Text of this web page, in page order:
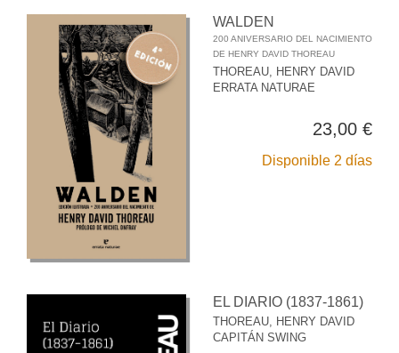
WALDEN
200 ANIVERSARIO DEL NACIMIENTO
DE HENRY DAVID THOREAU
THOREAU, HENRY DAVID
ERRATA NATURAE
23,00 €
Disponible 2 días
EL DIARIO (1837-1861)
THOREAU, HENRY DAVID
CAPITÁN SWING